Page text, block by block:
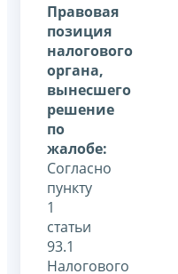
Правовая
позиция
налогового
органа,
вынесшего
решение
по
жалобе:
Согласно
пункту
1
статьи
93.1
Налогового